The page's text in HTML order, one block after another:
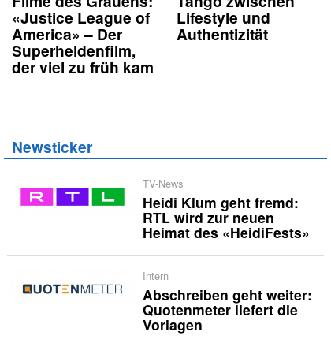
«Justice League of
America» – Der
Superheldenfilm,
der viel zu früh kam
Lifestyle und
Authentizität
Newsticker
TV-News
Heidi Klum geht fremd:
RTL wird zur neuen
Heimat des «HeidiFests»
Intern
Abschreiben geht weiter:
Quotenmeter liefert die
Vorlagen